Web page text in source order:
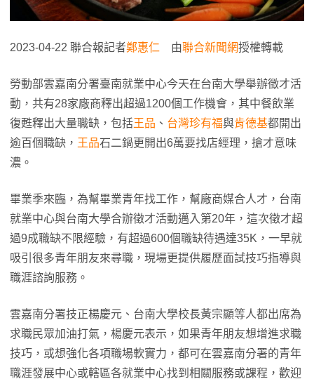
2023-04-22 聯合報記者鄭惠仁 由聯合新聞網授權轉載
勞動部雲嘉南分署臺南就業中心今天在台南大學舉辦徵才活
動，共有28家廠商釋出超過1200個工作機會，其中餐飲業
復甦釋出大量職缺，包括王品 、 台灣珍有福與肯德基都開出
逾百個職缺， 王品石二鍋更開出6萬要找店經理，搶才意味
濃。
畢業季來臨，為幫畢業青年找工作，幫廠商媒合人才，台南
就業中心與台南大學合辦徵才活動邁入第20年，這次徵才超
過9成職缺不限經驗，有超過600個職缺待遇達35K，一早就
吸引很多青年朋友來尋職，現場更提供履歷面試技巧指導與
職涯諮詢服務。
雲嘉南分署技正楊慶元、台南大學校長黃宗顯等人都出席為
求職民眾加油打氣，楊慶元表示，如果青年朋友想增進求職
技巧，或想強化各項職場軟實力，都可在雲嘉南分署的青年
職涯發展中心或轄區各就業中心找到相關服務或課程，歡迎